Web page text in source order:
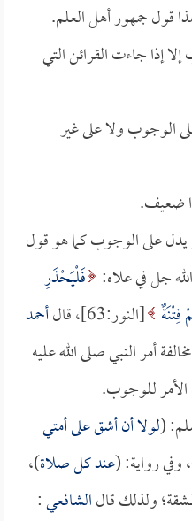
قول جمهور أهل العلم.
إذا جاءت القرائن التي
الوجوب ولا على غير
ضعيف.
على الوجوب كما هو قول
جل في علاه: فَلْيَحْذَرِ
[النور:63]، قال
أحمد
أمر النبي صلى الله عليه
للوجوب.
(لولا أن أشق على أمتي
وفي رواية: (عند كل صلاة)،
ولذلك قالالشافعي: